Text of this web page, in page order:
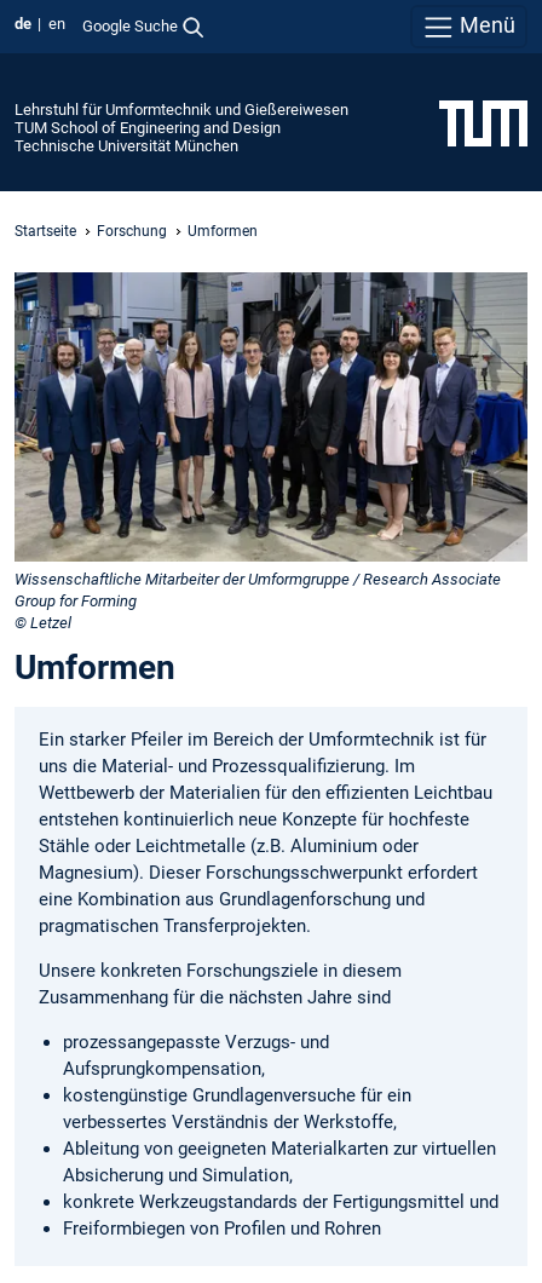
de en Google Suche Menü
Lehrstuhl für Umformtechnik und Gießereiwesen
TUM School of Engineering and Design
Technische Universität München
Startseite Forschung Umformen
Wissenschaftliche Mitarbeiter der Umformgruppe / Research Associate
Group for Forming
© Letzel
Umformen
Ein starker Pfeiler im Bereich der Umformtechnik ist für
uns die Material- und Prozessqualifizierung. Im
Wettbewerb der Materialien für den effizienten Leichtbau
entstehen kontinuierlich neue Konzepte für hochfeste
Stähle oder Leichtmetalle (z.B. Aluminium oder
Magnesium). Dieser Forschungsschwerpunkt erfordert
eine Kombination aus Grundlagenforschung und
pragmatischen Transferprojekten.
Unsere konkreten Forschungsziele in diesem
Zusammenhang für die nächsten Jahre sind
prozessangepasste Verzugs- und
Aufsprungkompensation,
kostengünstige Grundlagenversuche für ein
verbessertes Verständnis der Werkstoffe,
Ableitung von geeigneten Materialkarten zur virtuellen
Absicherung und Simulation,
konkrete Werkzeugstandards der Fertigungsmittel und
Freiformbiegen von Profilen und Rohren